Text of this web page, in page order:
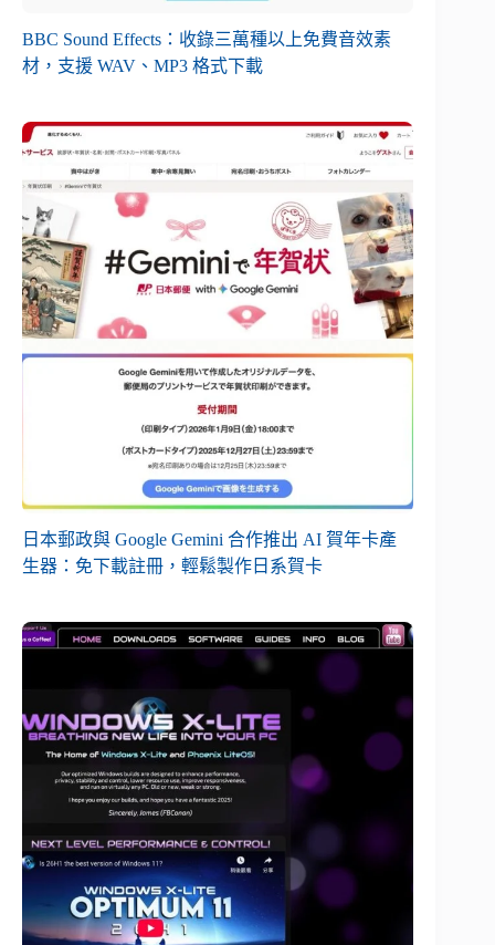
BBC Sound Effects：收錄三萬種以上免費音效素
材，支援 WAV、MP3 格式下載
日本郵政與 Google Gemini 合作推出 AI 賀年卡產
生器：免下載註冊，輕鬆製作日系賀卡